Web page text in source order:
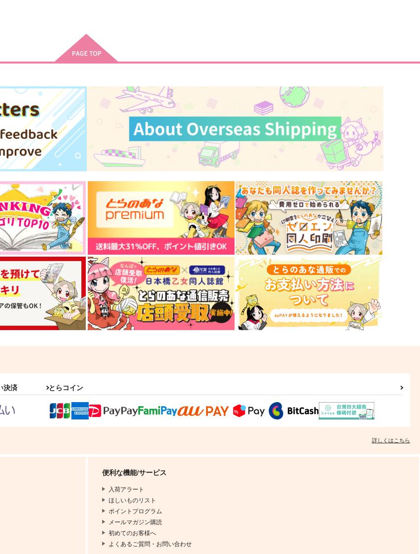
決済 とらコイン
詳しくはこちら
便利な機能/サービス
入荷アラート
ほしいものリスト
ポイントプログラム
メールマガジン購読
初めてのお客様へ
よくあるご質問・お問い合わせ